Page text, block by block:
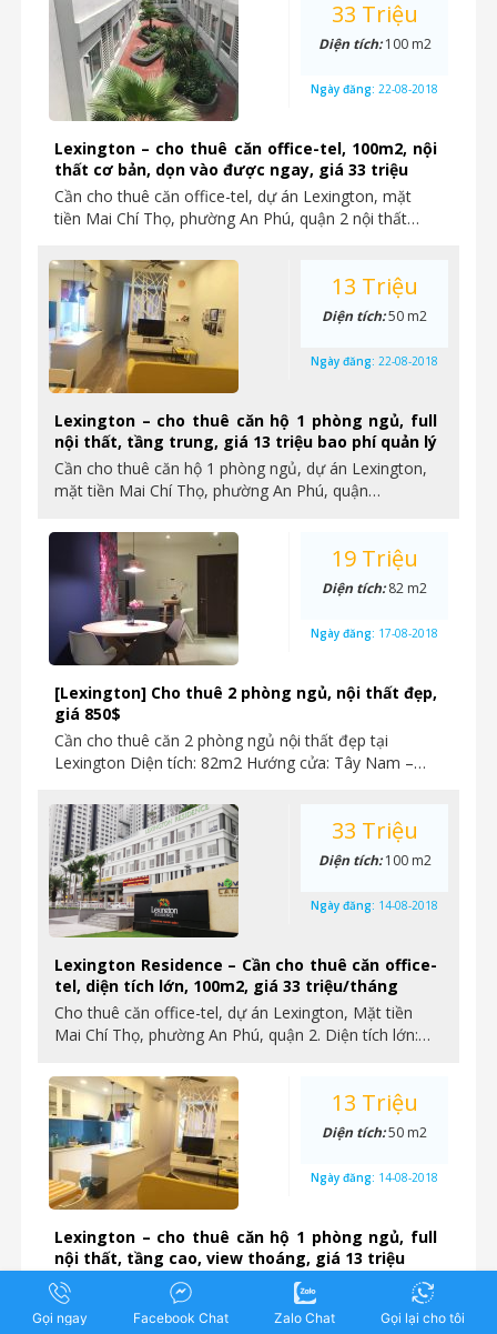
Lexington – cho thuê căn office-tel, 100m2, nội
thất cơ bản, dọn vào được ngay, giá 33 triệu
Cần cho thuê căn office-tel, dự án Lexington, mặt
tiền Mai Chí Thọ, phường An Phú, quận 2 nội thất…
33 Triệu
Diện tích:100 m2
Ngày đăng: 22-08-2018
Lexington – cho thuê căn hộ 1 phòng ngủ, full
nội thất, tầng trung, giá 13 triệu bao phí quản lý
Cần cho thuê căn hộ 1 phòng ngủ, dự án Lexington,
mặt tiền Mai Chí Thọ, phường An Phú, quận…
13 Triệu
Diện tích:50 m2
Ngày đăng: 22-08-2018
[Lexington] Cho thuê 2 phòng ngủ, nội thất đẹp,
giá 850$
Cần cho thuê căn 2 phòng ngủ nội thất đẹp tại
Lexington Diện tích: 82m2 Hướng cửa: Tây Nam –…
19 Triệu
Diện tích:82 m2
Ngày đăng: 17-08-2018
Lexington Residence – Cần cho thuê căn office-
tel, diện tích lớn, 100m2, giá 33 triệu/tháng
Cho thuê căn office-tel, dự án Lexington, Mặt tiền
Mai Chí Thọ, phường An Phú, quận 2. Diện tích lớn:…
33 Triệu
Diện tích:100 m2
Ngày đăng: 14-08-2018
Lexington – cho thuê căn hộ 1 phòng ngủ, full
nội thất, tầng cao, view thoáng, giá 13 triệu
Cần cho thuê căn hộ 1 phòng ngủ, dự án Lexington,
mặt tiền Mai Chí Thọ, phường An Phú quận…
13 Triệu
Diện tích:50 m2
Ngày đăng: 14-08-2018
Gọi ngay Facebook Chat Zalo Chat Gọi lại cho tôi